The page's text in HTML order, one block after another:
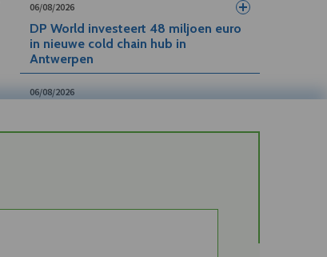
06/08/2026
DP World investeert 48 miljoen euro
in nieuwe cold chain hub in
Antwerpen
06/08/2026